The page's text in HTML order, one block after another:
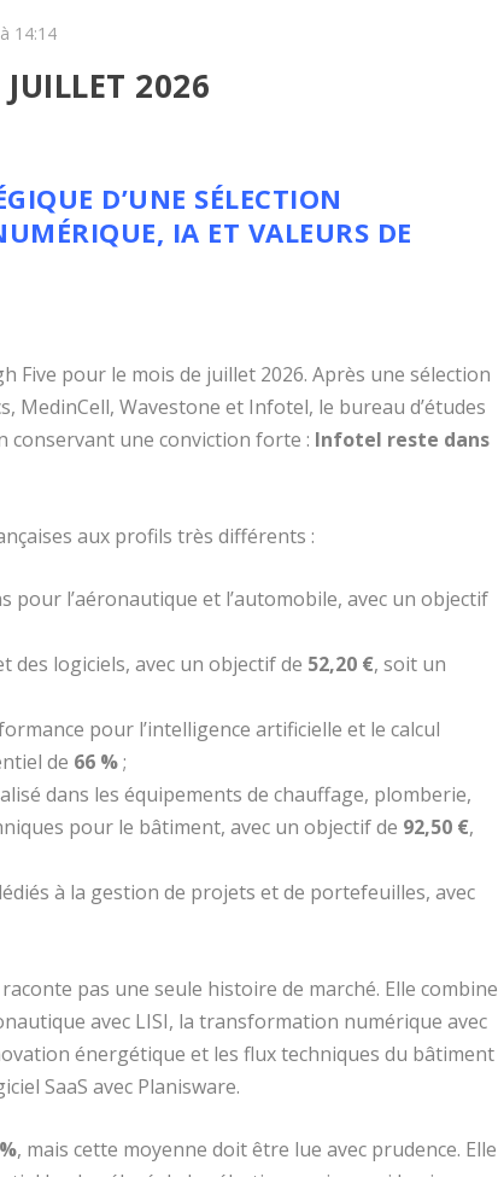
14:14
2026
D’UNE SÉLECTION
IA ET VALEURS DE
Five pour le mois de juillet 2026. Après une sélection
MedinCell, Wavestone et Infotel, le bureau d’études
une conviction forte : Infotel reste dans
aux profils très différents :
pour l’aéronautique et l’automobile, avec un objectif
des logiciels, avec un objectif de 52,20 €, soit un
pour l’intelligence artificielle et le calcul
de 66 %;
dans les équipements de chauffage, plomberie,
pour le bâtiment, avec un objectif de 92,50 €,
à la gestion de projets et de portefeuilles, avec
pas une seule histoire de marché. Elle combine
avec LISI, la transformation numérique avec
énergétique et les flux techniques du bâtiment
SaaS avec Planisware.
, mais cette moyenne doit être lue avec prudence. Elle